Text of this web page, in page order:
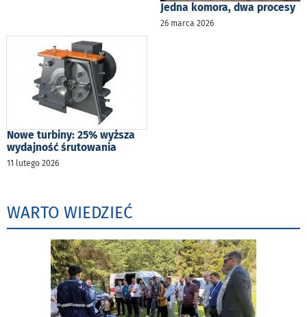
Jedna komora, dwa procesy
26 marca 2026
Nowe turbiny: 25% wyższa
wydajność śrutowania
11 lutego 2026
WARTO WIEDZIEĆ